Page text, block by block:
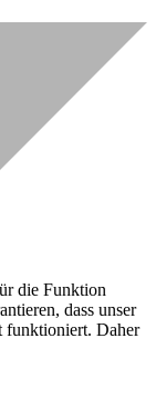
die Funktion
dass unser
funktioniert. Daher